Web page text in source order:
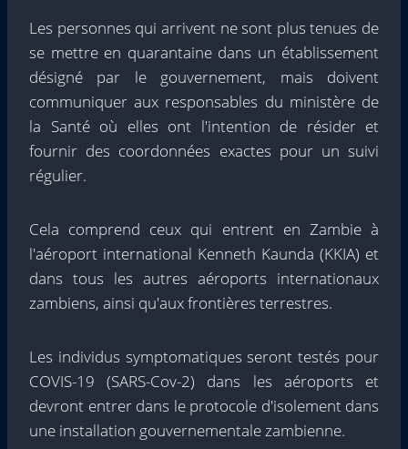
Les personnes qui arrivent ne sont plus tenues de
se mettre en quarantaine dans un établissement
désigné par le gouvernement, mais doivent
communiquer aux responsables du ministère de
la Santé où elles ont l'intention de résider et
fournir des coordonnées exactes pour un suivi
régulier.
Cela comprend ceux qui entrent en Zambie à
l'aéroport international Kenneth Kaunda (KKIA) et
dans tous les autres aéroports internationaux
zambiens, ainsi qu'aux frontières terrestres.
Les individus symptomatiques seront testés pour
COVIS-19 (SARS-Cov-2) dans les aéroports et
devront entrer dans le protocole d'isolement dans
une installation gouvernementale zambienne.